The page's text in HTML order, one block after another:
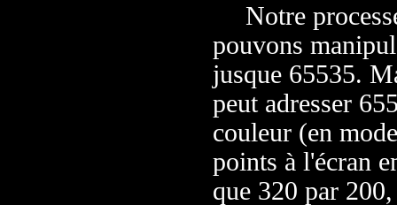
Notre
pouvons
jusque 65535.
peut adresser
couleur (en
points à l'écran
que 320 par